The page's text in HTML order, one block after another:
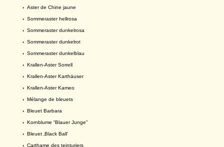
› Aster de Chine jaune
› Sommeraster hellrosa
› Sommeraster dunkelrosa
› Sommeraster dunkelrot
› Sommeraster dunkelblau
› Krallen-Aster Sorrell
› Krallen-Aster Karthäuser
› Krallen-Aster Kameo
› Mélange de bleuets
› Bleuet Barbara
› Kornblume “Blauer Junge”
› Bleuet ‚Black Ball‘
› Carthame des teinturiers